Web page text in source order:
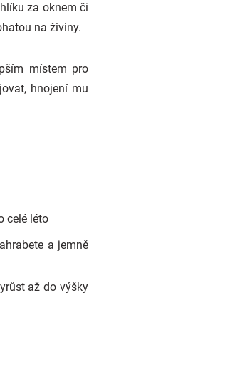
za oknem či
na živiny.
místem pro
hnojení mu
celé léto
a jemně
až do výšky